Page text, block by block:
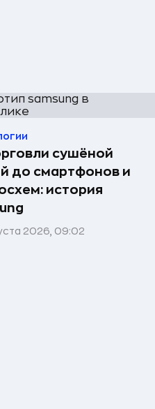
сушёной
до смартфонов и
история
2026, 09:02